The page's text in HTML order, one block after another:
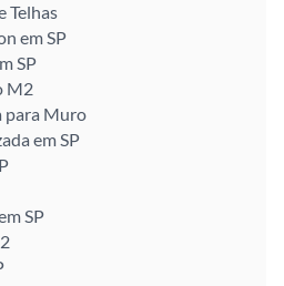
Telhas
em SP
SP
M2
para Muro
em SP
SP